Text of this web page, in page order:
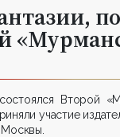
Второй
участие